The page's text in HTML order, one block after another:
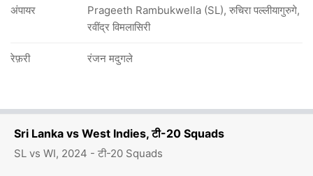
Sri Lanka vs West Indies, टी-20 Squads
SL vs WI, 2024 - टी-20 Squads
अंपायर
Prageeth Rambukwella (SL), रुचिरा पल्लीयागुरुगे,
रवींद्र विमलासिरी
रेफ़री रंजन मदुगले